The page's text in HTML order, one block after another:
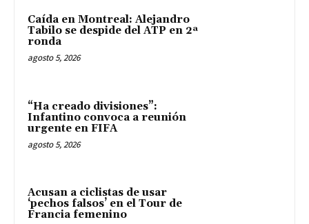
Caída en Montreal: Alejandro
Tabilo se despide del ATP en 2ª
ronda
agosto 5, 2026
“Ha creado divisiones”:
Infantino convoca a reunión
urgente en FIFA
agosto 5, 2026
Acusan a ciclistas de usar
‘pechos falsos’ en el Tour de
Francia femenino